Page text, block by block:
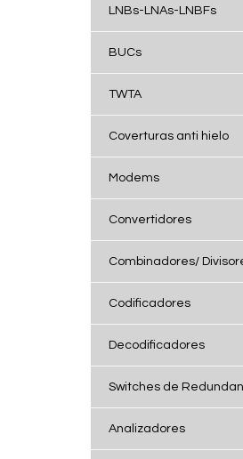
LNBs-LNAs-LNBFs
BUCs
TWTA
Coverturas anti hielo
Modems
Convertidores
Combinadores/
Codificadores
Decodificadores
Switches de
Analizadores